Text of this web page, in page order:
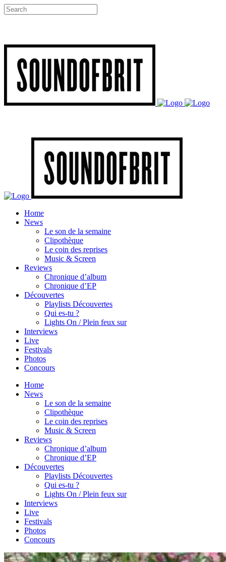
Home
News
Le son de la semaine
Clipothèque
Le coin des reprises
Music & Screen
Reviews
Chronique d’album
Chronique d’EP
Découvertes
Playlists Découvertes
Qui es-tu ?
Lights On / Plein feux sur
Interviews
Live
Festivals
Photos
Concours
Home
News
Le son de la semaine
Clipothèque
Le coin des reprises
Music & Screen
Reviews
Chronique d’album
Chronique d’EP
Découvertes
Playlists Découvertes
Qui es-tu ?
Lights On / Plein feux sur
Interviews
Live
Festivals
Photos
Concours